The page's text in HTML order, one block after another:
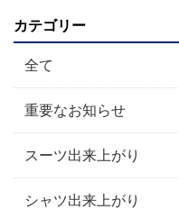
カテゴリー
全て
重要なお知らせ
スーツ出来上がり
シャツ出来上がり